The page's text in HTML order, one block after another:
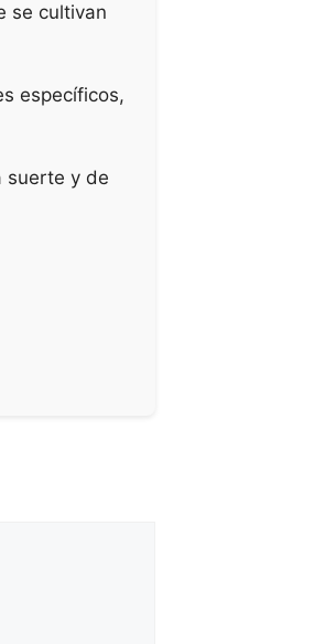
se cultivan
específicos,
suerte y de